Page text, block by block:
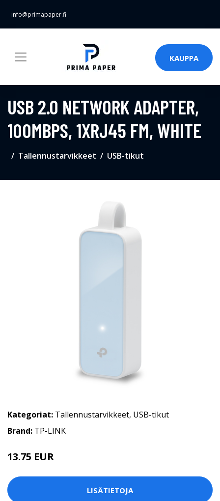
info@primapaper.fi
KAUPPA
USB 2.0 NETWORK ADAPTER,
100MBPS, 1XRJ45 FM, WHITE
Tallennustarvikkeet USB-tikut
Kategoriat: Tallennustarvikkeet, USB-tikut
Brand: TP-LINK
13.75 EUR
LISÄTIETOJA